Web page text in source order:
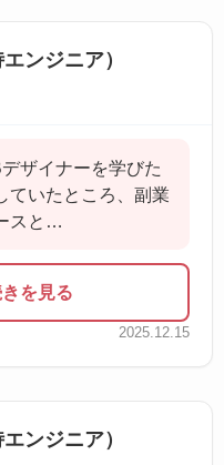
ンジニア）
ザイナーを学びた
ていたところ、副業
スと…
を見る
2025.12.15
ンジニア）